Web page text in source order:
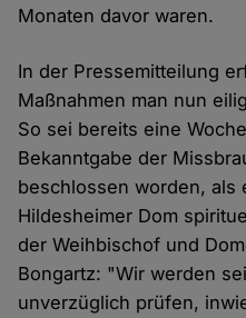
Monaten davor waren.
In der Pressemitteilung
Maßnahmen man nun
So sei bereits eine
Bekanntgabe der
beschlossen worden, als
Hildesheimer Dom
der Weihbischof und
Bongartz: "Wir werden
unverzüglich prüfen,